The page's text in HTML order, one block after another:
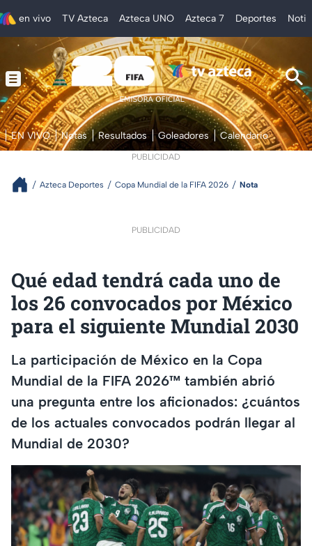
en vivo TV Azteca Azteca UNO Azteca 7 Deportes
EN VIVO Notas Resultados Goleadores Calendario
PUBLICIDAD
Azteca Deportes Copa Mundial de la FIFA 2026 Nota
PUBLICIDAD
Qué edad tendrá cada uno de
los 26 convocados por México
para el siguiente Mundial 2030
La participación de México en la Copa
Mundial de la FIFA 2026™ también abrió
una pregunta entre los aficionados: ¿cuántos
de los actuales convocados podrán llegar al
Mundial de 2030?